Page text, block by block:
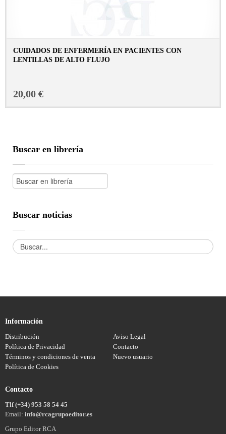
CUIDADOS DE ENFERMERÍA EN PACIENTES CON
LENTILLAS DE ALTO FLUJO
20,00 €
Buscar en librería
Buscar noticias
Información
Distribución
Aviso Legal
Política de Privacidad
Contacto
Términos y condiciones de venta
Nuevo usuario
Política de Cookies
Contacto
Tlf (+34) 953 58 54 45
Email: info@rcagrupoeditor.es
Grupo Editor RCA